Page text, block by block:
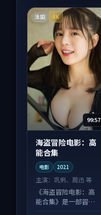
法国 4K
99:57
海盗冒险电影：高
能合集
电影 2021
主演： 巩俐、周迅 等
《海盗冒险电影：高
能合集》是一部冒险